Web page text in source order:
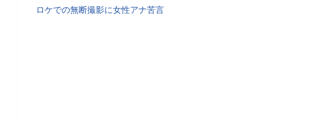
ロケでの無断撮影に女性アナ苦言